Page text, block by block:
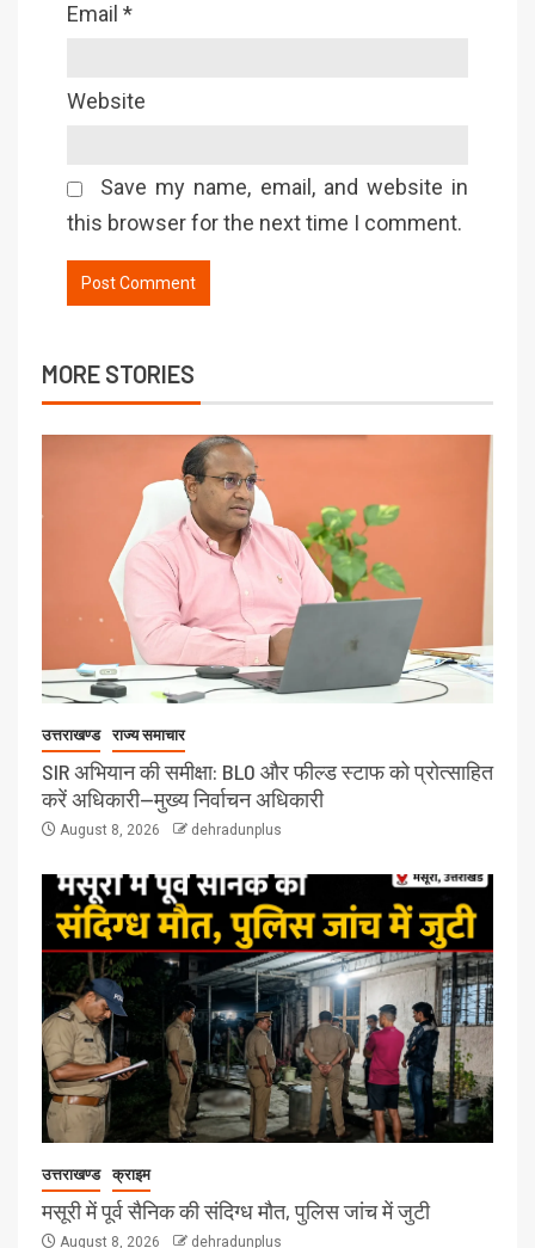
Email *
Website
Save my name, email, and website in
this browser for the next time I comment.
MORE STORIES
उत्तराखण्ड राज्य समाचार
SIR अभियान की समीक्षा: BLO और फील्ड स्टाफ को प्रोत्साहित
करें अधिकारी—मुख्य निर्वाचन अधिकारी
August 8, 2026 dehradunplus
उत्तराखण्ड क्राइम
मसूरी में पूर्व सैनिक की संदिग्ध मौत, पुलिस जांच में जुटी
August 8, 2026 dehradunplus